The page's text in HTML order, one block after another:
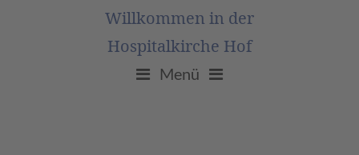
Willkommen in der
Hospitalkirche Hof
Menü